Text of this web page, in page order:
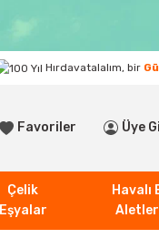
Hırdavatalalım, bir
Favoriler Üye
Çelik
Eşyalar
Havalı